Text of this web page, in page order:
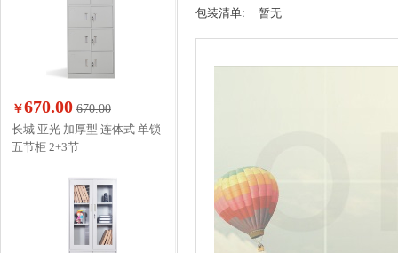
￥670.00 670.00
长城 亚光 加厚型 连体式 单锁
五节柜 2+3节
包装清单: 暂无